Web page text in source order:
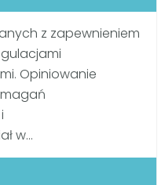
z zapewnieniem
Opiniowanie
w...